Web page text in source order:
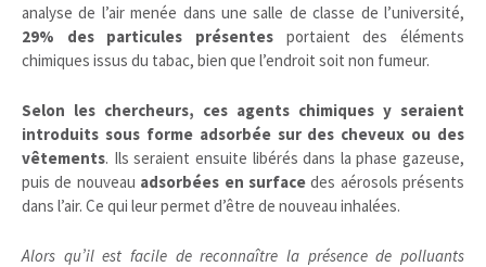
analyse de l’air menée dans une salle de classe de l’université,
29% des particules présentes portaient des éléments
chimiques issus du tabac, bien que l’endroit soit non fumeur.
Selon les chercheurs, ces agents chimiques y seraient
introduits sous forme adsorbée sur des cheveux ou des
vêtements. Ils seraient ensuite libérés dans la phase gazeuse,
puis de nouveau adsorbées en surfacedes aérosols présents
dans l’air. Ce qui leur permet d’être de nouveau inhalées.
Alors qu’il est facile de reconnaître la présence de polluants